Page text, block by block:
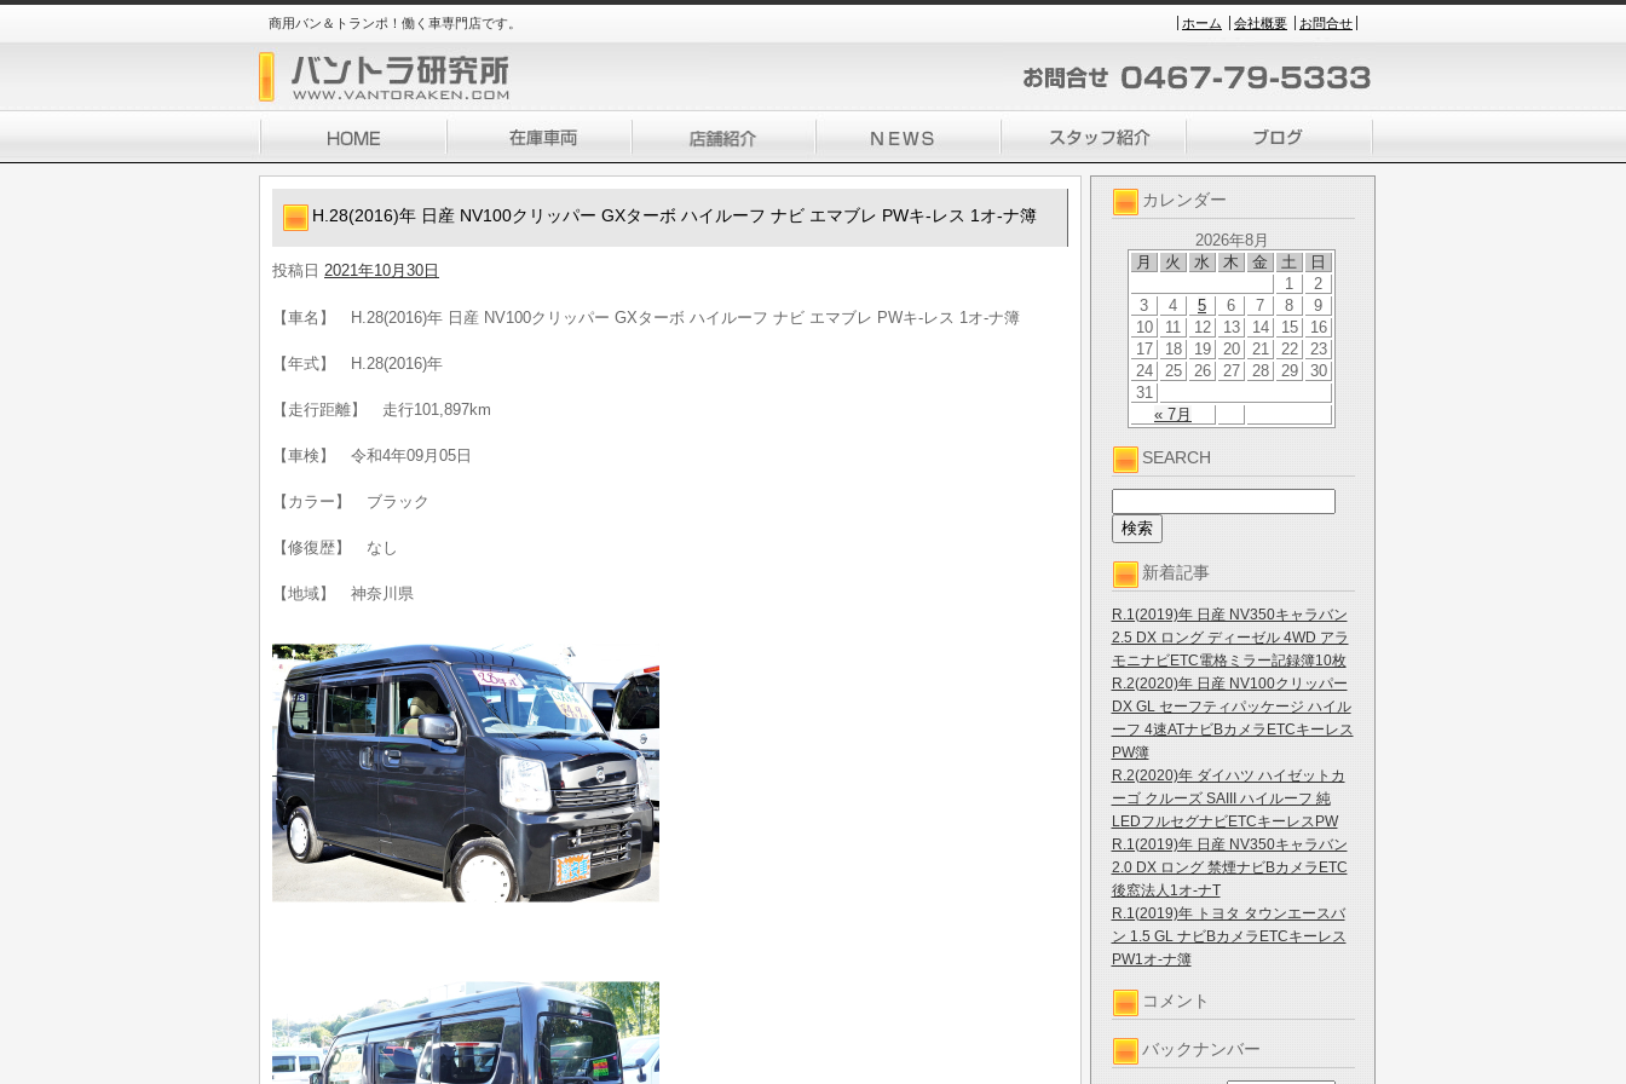
商用バン＆トランポ！働く車専門店です。 ホーム 会社概要 お問合せ
カレンダー
2026年8月
月
火 水 木 金 土 日
« 7月
1
2
3
4 5 6 7 8
9
10
11 12 13 14 15
16
17
18 19 20 21 22
23
24
25 26 27 28 29
30
31
SEARCH
新着記事
R.1(2019)年 日産 NV350キャラバン
2.5 DX ロング ディーゼル 4WD アラ
モニナビETC電格ミラー記録簿10枚
R.2(2020)年 日産 NV100クリッパー
DX GL セーフティパッケージ ハイル
ーフ 4速ATナビBカメラETCキーレス
PW簿
R.2(2020)年 ダイハツ ハイゼットカ
ーゴ クルーズ SAIII ハイルーフ 純
LEDフルセグナビETCキーレスPW
R.1(2019)年 日産 NV350キャラバン
2.0 DX ロング 禁煙ナビBカメラETC
後窓法人1オ-ナT
R.1(2019)年 トヨタ タウンエースバ
ン 1.5 GL ナビBカメラETCキーレス
PW1オ-ナ簿
コメント
バックナンバー
H.28(2016)年 日産 NV100クリッパー GXターボ ハイルーフ ナビ エマブレ PWキ-レス 1オ-ナ簿
投稿日 2021年10月30日
【車名】 H.28(2016)年 日産 NV100クリッパー GXターボ ハイルーフ ナビ エマブレ PWキ-レス 1オ-ナ簿
【年式】 H.28(2016)年
【走行距離】 走行101,897km
【車検】 令和4年09月05日
【カラー】 ブラック
【修復歴】 なし
【地域】 神奈川県